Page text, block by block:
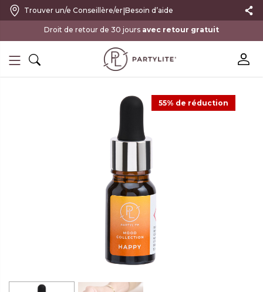
Trouver un/e Conseillère/er|Besoin d’aide
avec retour gratuit
55% de réduction